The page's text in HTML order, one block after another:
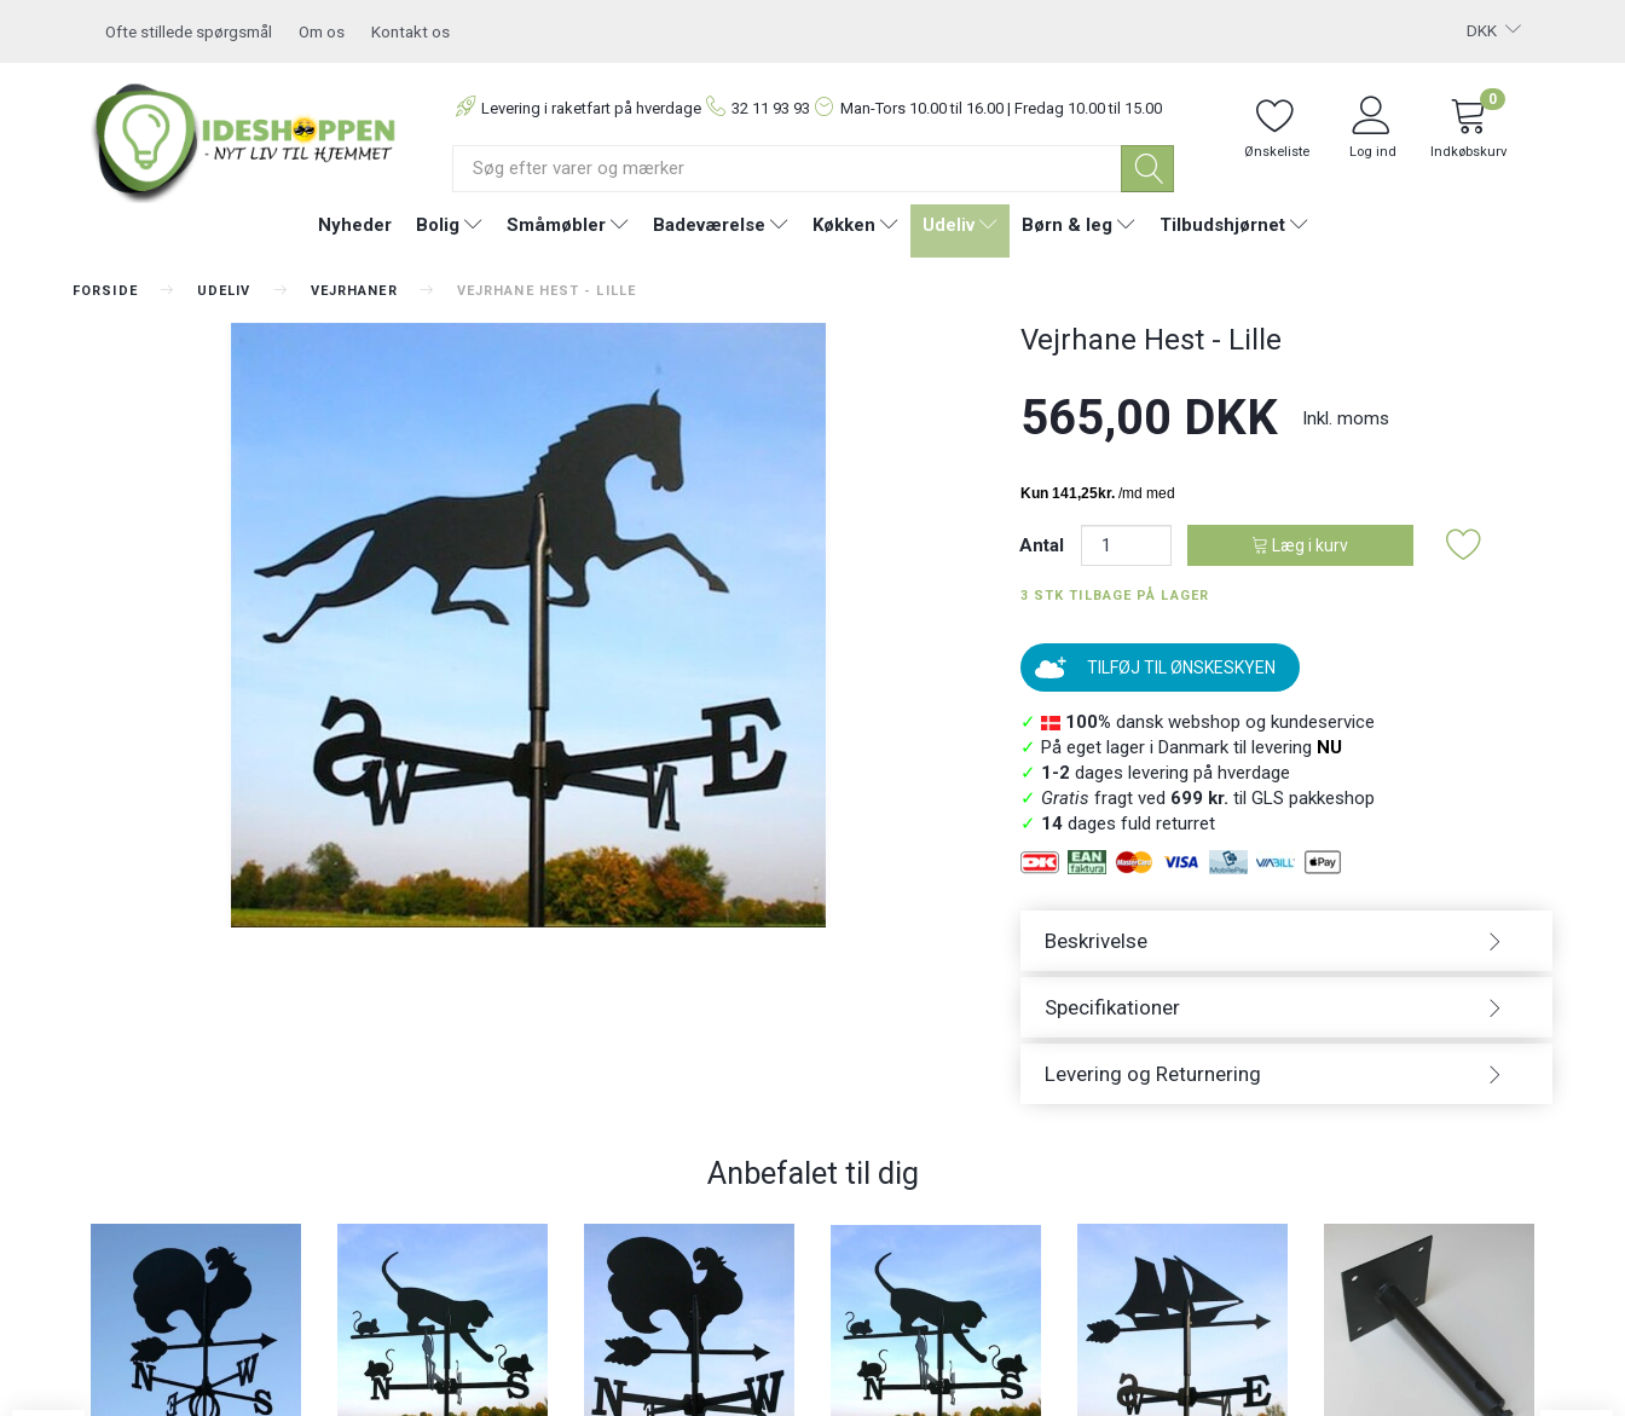
DKK
Ofte stillede spørgsmål Om os Kontakt os
Levering i raketfart på hverdage 32 11 93 93 Man-Tors 10.00 til 16.00 | Fredag 10.00 til 15.00
Ønskeliste Log ind Indkøbskurv
0
Nyheder Bolig Småmøbler Badeværelse Køkken Udeliv Børn & leg Tilbudshjørnet
FORSIDE UDELIV VEJRHANER VEJRHANE HEST - LILLE
Vejrhane Hest - Lille
565,00 DKK Inkl. moms
Antal Læg i kurv
3 STK TILBAGE PÅ LAGER
TILFØJ TIL ØNSKESKYEN
✓ 100% dansk webshop og kundeservice
✓ På eget lager i Danmark til levering NU
✓ 1-2 dages levering på hverdage
✓ Gratis fragt ved 699 kr. til GLS pakkeshop
✓ 14dages fuld returret
Beskrivelse
Specifikationer
Levering og Returnering
Anbefalet til dig